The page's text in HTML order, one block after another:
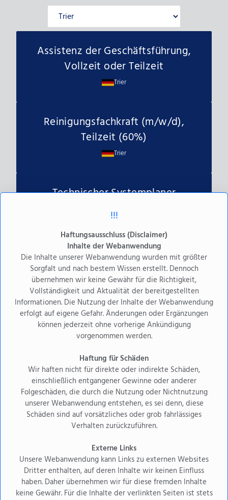
Assistenz der Geschäftsführung,
Vollzeit oder Teilzeit
Trier
Reinigungsfachkraft (m/w/d),
Teilzeit (60%)
Trier
Technischer Systemplaner
Technischer Systemplaner HLSK,
Vollzeit
Trier
Projektleitender Ingenieur /
Vollzeit
Trier
Projektleitender Ingenieur /
Trier
Initiativbewerbung für den
!!!
Haftungsausschluss (Disclaimer)
Inhalte der Webanwendung
Die Inhalte unserer Webanwendung wurden mit größter
Sorgfalt und nach bestem Wissen erstellt. Dennoch
übernehmen wir keine Gewähr für die Richtigkeit,
Vollständigkeit und Aktualität der bereitgestellten
Informationen. Die Nutzung der Inhalte der Webanwendung
erfolgt auf eigene Gefahr. Änderungen oder Ergänzungen
können jederzeit ohne vorherige Ankündigung
vorgenommen werden.
Haftung für Schäden
Wir haften nicht für direkte oder indirekte Schäden,
einschließlich entgangener Gewinne oder anderer
Folgeschäden, die durch die Nutzung oder Nichtnutzung
unserer Webanwendung entstehen, es sei denn, diese
Schäden sind auf vorsätzliches oder grob fahrlässiges
Verhalten zurückzuführen.
Externe Links
Unsere Webanwendung kann Links zu externen Websites
Dritter enthalten, auf deren Inhalte wir keinen Einfluss
haben. Daher übernehmen wir für diese fremden Inhalte
keine Gewähr. Für die Inhalte der verlinkten Seiten ist stets